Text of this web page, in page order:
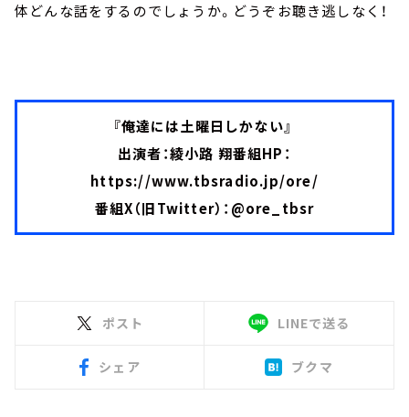
体どんな話をするのでしょうか。どうぞお聴き逃しなく！
『俺達には土曜日しかない』
出演者：綾小路 翔番組HP：
https://www.tbsradio.jp/ore/
番組X（旧Twitter）： @ore_tbsr
ポスト LINEで送る
シェア ブクマ